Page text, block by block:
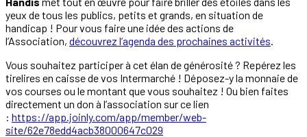
yeux de tous les publics, petits et grands, en situation de
handicap ! Pour vous faire une idée des actions de
l’Association, découvrez l’agenda des prochaines activités
Vous souhaitez participer à cet élan de générosité ? Repérez les
tirelires en caisse de vos Intermarché ! Déposez-y la monnaie de
vos courses ou le montant que vous souhaitez ! Ou bien faites
directement un don à l’association sur ce lien
: https://app.joinly.com/app/member/web-
site/62e78edd4acb38000647c029